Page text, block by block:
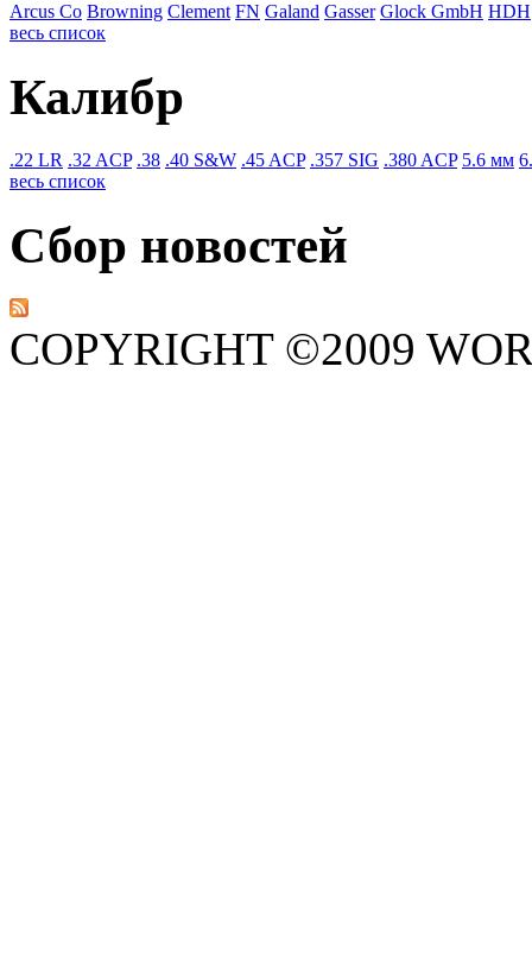
Arcus Co Browning Clement FN Galand Gasser Glock GmbH HDH
весь список
Калибр
.22 LR .32 ACP .38 .40 S&W .45 ACP .357 SIG .380 ACP 5.6 мм
весь список
Сбор новостей
COPYRIGHT ©2009